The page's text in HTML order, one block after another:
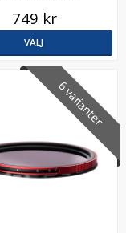
749 kr
VÄLJ
6 varianter